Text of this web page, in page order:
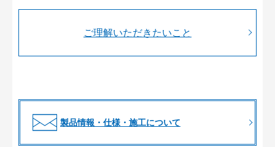
ご理解いただきたいこと
製品情報・仕様・施工について